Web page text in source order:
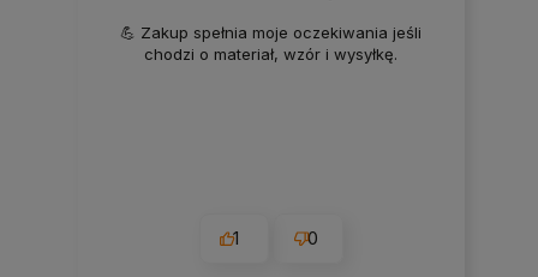
💪 Zakup spełnia moje oczekiwania jeśli
chodzi o materiał, wzór i wysyłkę.
1 0